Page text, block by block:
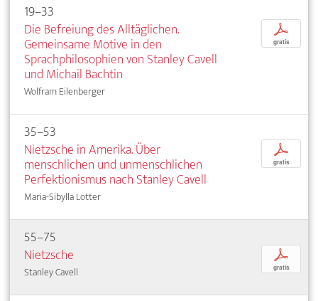
19–33
Die Befreiung des Alltäglichen.
Gemeinsame Motive in den
Sprachphilosophien von Stanley Cavell
und Michail Bachtin
Wolfram Eilenberger
p
gratis
35–53
Nietzsche in Amerika. Über
menschlichen und unmenschlichen
Perfektionismus nach Stanley Cavell
Maria-Sibylla Lotter
p
gratis
55–75
Nietzsche
Stanley Cavell
p
gratis